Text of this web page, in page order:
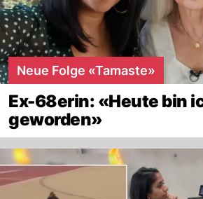
Neue Folge «Tamaste»
Ex-68erin: «Heute bin
geworden»